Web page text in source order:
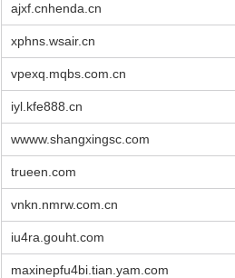
ajxf.cnhenda.cn
xphns.wsair.cn
vpexq.mqbs.com.cn
iyl.kfe888.cn
wwww.shangxingsc.com
trueen.com
vnkn.nmrw.com.cn
iu4ra.gouht.com
maxinepfu4bi.tian.yam.com